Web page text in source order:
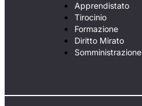
Apprendistato
Tirocinio
Formazione
Diritto Mirato
Somministrazione